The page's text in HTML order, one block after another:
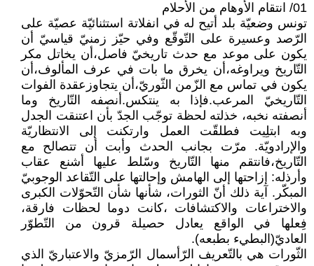
01/ انتقام الأوهام من الأحلام
تونس وضعيّة بلد أتيح له في انفلاتة استثنائيّة عصيّة على
الرّصد وعسيرة على التّوقّع وفي حيّز زمنيّ قياسيّ أن
يكون على موعد مع حدث تاريخيّ فاصل،أن يخاتل مكر
التّاريخ ويراوغه،أن يخرق ما بات في عرف المألوف،أن
يكون في تماس مع الزّمن الثّوريّ،أن يتجاوزعقدة الفوات
التّاريخيّ المرعب.فإذا به ينتكس.أنصفه التّاريخ وما
أنصفته نخبه، خذلته لحظة توجّب الجدّ بأن اعتنقت الجدل
وبه ابتلِيت فطلقّت العمل وارتكنت إلى الانتظاريّة
والإرادويّة. مرّت بجانب الحدث وأبت أن تتصالح مع
التّاريخ،فانتقم منها التّاريخ وسّلط عليها أشنع عقاب
وأرذله: إزاحتها إلى الهامش وإحالتها على التّقاعد الوجوبيّ
المبكّر. آية ذلك أنّ الثورات، شأنها شأن التّحوّلات الكبرى
والاختراعات والاكتشافات ،كانت دوما لحظات فارقة،
فِعلها في الواقع يعادل حصيلة قرون من التّطوّر
العاديّ(البطيء بطبعه).
الثّورات هي بالتّعريف الرّأسمال الرّمزيّ والاعتباريّ الذي